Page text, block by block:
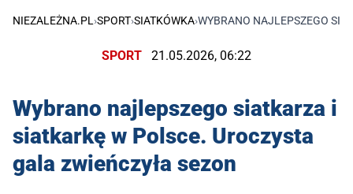
NIEZALEŻNA.PL ›SPORT›SIATKÓWKA›WYBRANO NAJLEPSZEGO
SPORT 21.05.2026, 06:22
Wybrano najlepszego siatkarza i
siatkarkę w Polsce. Uroczysta
gala zwieńczyła sezon